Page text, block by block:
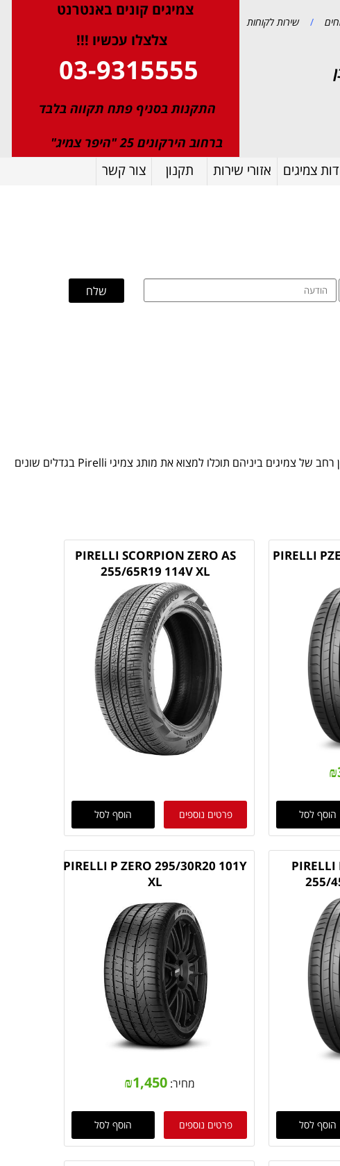
/ שירות לקוחות
צמיגים קונים באנטרנט
צלצלו עכשיו !!!
03-9315555
התקנות בסניף פתח תקווה בלבד
ברחוב הירקונים 25 "היפר צמיג"
צמיגים אזורי שירות תקנון צור קשר
חברת צמיג פלוס מתמחה בשיווק ואספקת צמיגי פירלי מכל הסוגים ומגוון צמיגים לרכב ממיטב המותגים בעולם. צמיג פלוס משווקת מגוון רחב של צמיגים ביניהם תוכלו למצוא את מותג צמיגי Pirelli בגדלים שונים
PIRELLI
₪
הוסף לסל
PIRELLI SCORPION ZERO AS
255/65R19 114V XL
פרטים נוספים הוסף לסל
PIRELLI
255/
הוסף לסל
PIRELLI P ZERO 295/30R20 101Y
XL
מחיר: ₪1,450
פרטים נוספים הוסף לסל